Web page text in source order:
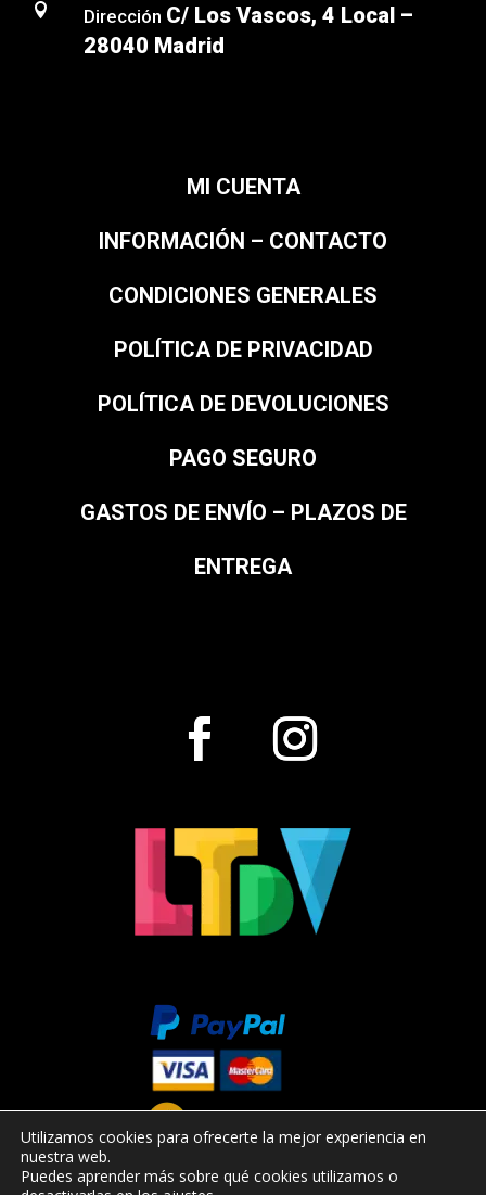
 Dirección C/ Los Vascos, 4 Local –
28040 Madrid
MI CUENTA
INFORMACIÓN – CONTACTO
CONDICIONES GENERALES
POLÍTICA DE PRIVACIDAD
POLÍTICA DE DEVOLUCIONES
PAGO SEGURO
GASTOS DE ENVÍO – PLAZOS DE
ENTREGA
Utilizamos cookies para ofrecerte la mejor experiencia en
nuestra web.
Puedes aprender más sobre qué cookies utilizamos o